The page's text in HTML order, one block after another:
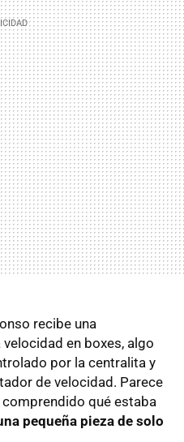
recibe una
en boxes, algo
por la centralita y
de velocidad. Parece
qué estaba
pequeña pieza de solo